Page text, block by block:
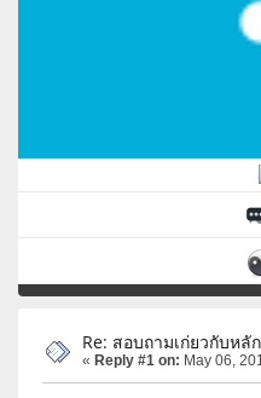
Re: สอบถามเก่ยวกับห
« Reply #1 on: May 06,